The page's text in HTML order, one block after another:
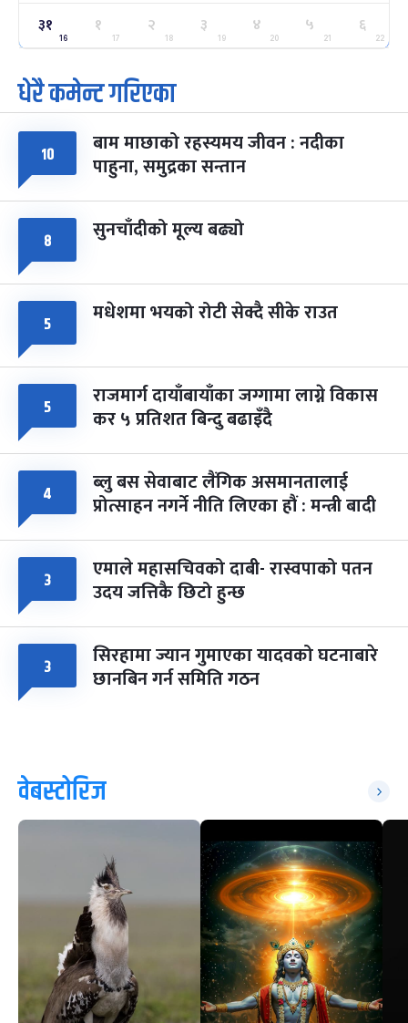
२५
मंगल
ग्याल्पो ल्होसार
फाल्गुन २५, २०८३ Mar 9, 2027
७ महिना बाँकी
७
आइत
पूर्णिमा व्रत
चैत्र ७, २०८३-Mar 21, 2027
८
सोम
फागुपूर्णिमा
चैत्र ८, २०८३-Mar 22, 2027
७ महिना बाँकी
३१
16
१
17
२
18
३
19
४
20
५
21
६
22
धेरै कमेन्ट गरिएका
१० बाम माछाको रहस्यमय जीवन : नदीका
पाहुना, समुद्रका सन्तान
८ सुनचाँदीको मूल्य बढ्यो
५ मधेशमा भयको रोटी सेक्दै सीके राउत
५ राजमार्ग दायाँबायाँका जग्गामा लाग्ने विकास
कर ५ प्रतिशत बिन्दु बढाइँदै
४ ब्लु बस सेवाबाट लैंगिक असमानतालाई
प्रोत्साहन नगर्ने नीति लिएका हौं : मन्त्री बादी
३ एमाले महासचिवको दाबी- रास्वपाको पतन
उदय जत्तिकै छिटो हुन्छ
३ सिरहामा ज्यान गुमाएका यादवको घटनाबारे
छानबिन गर्न समिति गठन
वेबस्टोरिज